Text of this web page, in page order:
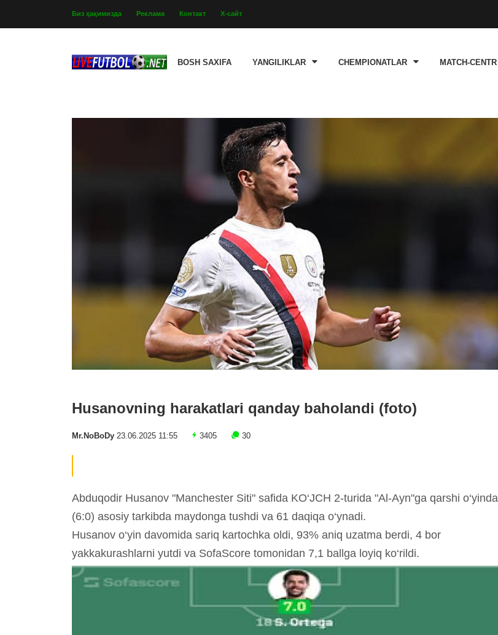
Биз ҳақимизда Реклама Контакт Х-сайт
BOSH SAXIFA YANGILIKLAR CHEMPIONATLAR MATCH-CENTR
Husanovning harakatlari qanday baholandi (foto)
Mr.NoBoDy 23.06.2025 11:55 3405 30
Abduqodir Husanov "Manchester Siti" safida KO‘JCH 2-turida "Al-Ayn"ga qarshi o‘yinda
(6:0) asosiy tarkibda maydonga tushdi va 61 daqiqa o‘ynadi.
Husanov o‘yin davomida sariq kartochka oldi, 93% aniq uzatma berdi, 4 bor
yakkakurashlarni yutdi va SofaScore tomonidan 7,1 ballga loyiq ko‘rildi.